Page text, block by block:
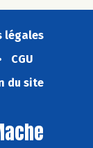
légales
CGU
du site